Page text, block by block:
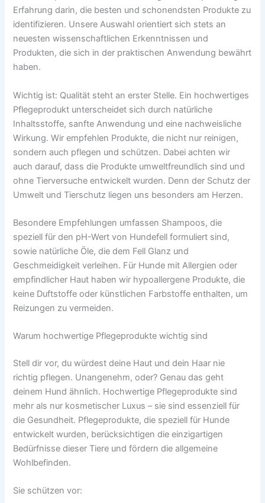
Erfahrung darin, die besten und schonendsten Produkte zu
identifizieren. Unsere Auswahl orientiert sich stets an
neuesten wissenschaftlichen Erkenntnissen und
Produkten, die sich in der praktischen Anwendung bewährt
haben.
Wichtig ist: Qualität steht an erster Stelle. Ein hochwertiges
Pflegeprodukt unterscheidet sich durch natürliche
Inhaltsstoffe, sanfte Anwendung und eine nachweisliche
Wirkung. Wir empfehlen Produkte, die nicht nur reinigen,
sondern auch pflegen und schützen. Dabei achten wir
auch darauf, dass die Produkte umweltfreundlich sind und
ohne Tierversuche entwickelt wurden. Denn der Schutz der
Umwelt und Tierschutz liegen uns besonders am Herzen.
Besondere Empfehlungen umfassen Shampoos, die
speziell für den pH-Wert von Hundefell formuliert sind,
sowie natürliche Öle, die dem Fell Glanz und
Geschmeidigkeit verleihen. Für Hunde mit Allergien oder
empfindlicher Haut haben wir hypoallergene Produkte, die
keine Duftstoffe oder künstlichen Farbstoffe enthalten, um
Reizungen zu vermeiden.
Warum hochwertige Pflegeprodukte wichtig sind
Stell dir vor, du würdest deine Haut und dein Haar nie
richtig pflegen. Unangenehm, oder? Genau das geht
deinem Hund ähnlich. Hochwertige Pflegeprodukte sind
mehr als nur kosmetischer Luxus – sie sind essenziell für
die Gesundheit. Pflegeprodukte, die speziell für Hunde
entwickelt wurden, berücksichtigen die einzigartigen
Bedürfnisse dieser Tiere und fördern die allgemeine
Wohlbefinden.
Sie schützen vor: